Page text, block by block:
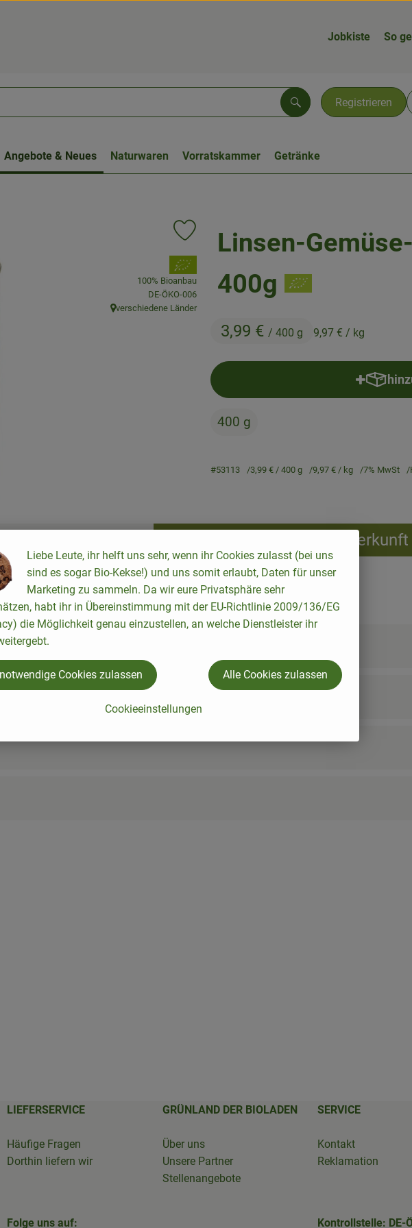
Jobkiste So
Registrieren
Suchen
Angebote & Neues Naturwaren Vorratskammer Getränke
Linsen-
400g
3,99 € / 400 g 9,97 € / kg
Produkt zu Favouriten hinzufügen
, Verband:
100% Bioanbau
, Kontrollstelle:
DE-ÖKO-006
, Herkunft:
verschiedene Länder
400 g
#53113 3,99 € / 400 g 9,97 € / kg 7% MwSt
Rezepte
Herkunft
passenden Rezepte gefunden.
LIEFERSERVICE
Häufige Fragen
Dorthin liefern wir
GRÜNLAND DER BIOLADEN
Über uns
Unsere Partner
Stellenangebote
SERVICE
Kontakt
Reklamation
Folge uns auf: Kontrollstelle: DE-
Liebe Leute, ihr helft uns sehr, wenn ihr Cookies zulasst (bei uns
sind es sogar Bio-Kekse!) und uns somit erlaubt, Daten für unser
Marketing zu sammeln. Da wir eure Privatsphäre sehr
habt ihr in Übereinstimmung mit der EU-Richtlinie 2009/136/EG
die Möglichkeit genau einzustellen, an welche Dienstleister ihr
Cookieeinstellungen
Cookies zulassen Alle Cookies zulassen